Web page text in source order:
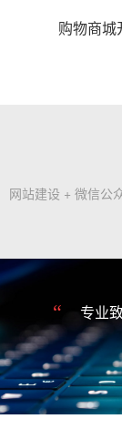
购物商城
网站建设 + 微信公
“ 专业